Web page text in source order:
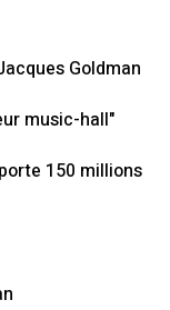
Goldman
music-hall"
150 millions